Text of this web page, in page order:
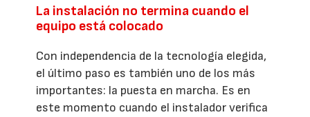
La instalación no termina cuando el
equipo está colocado
Con independencia de la tecnología elegida,
el último paso es también uno de los más
importantes: la puesta en marcha. Es en
este momento cuando el instalador verifica